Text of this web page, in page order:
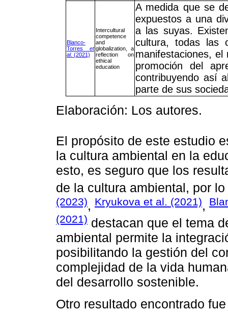
Blanco-
Torres et
al. (2021)
Intercultural
competence
and
globalization, a
reflection on
ethical
education
A medida que se
expuestos a una
a las suyas.
cultura, todas las
manifestaciones,
promoción del
contribuyendo así
parte de sus
Elaboración: Los autores.
El propósito de este estudio
la cultura ambiental en la
esto, es seguro que los
de la cultura ambiental, por
(2023), Kryukova et al. (2021),
(2021) destacan que el tema
ambiental permite la
posibilitando la gestión del
complejidad de la vida
del desarrollo sostenible.
Otro resultado encontrado